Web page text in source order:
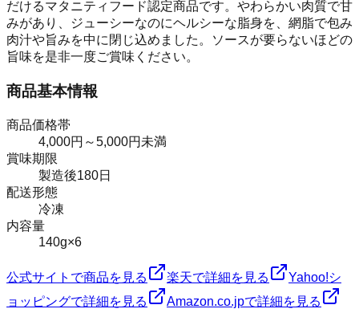
だけるマタニティフード認定商品です。やわらかい肉質で甘
みがあり、ジューシーなのにヘルシーな脂身を、網脂で包み
肉汁や旨みを中に閉じ込めました。ソースが要らないほどの
旨味を是非一度ご賞味ください。
商品基本情報
商品価格帯
4,000円～5,000円未満
賞味期限
製造後180日
配送形態
冷凍
内容量
140g×6
公式サイトで商品を見る 楽天で詳細を見る
Yahoo!シ
ョッピングで詳細を見る
Amazon.co.jpで詳細を見る